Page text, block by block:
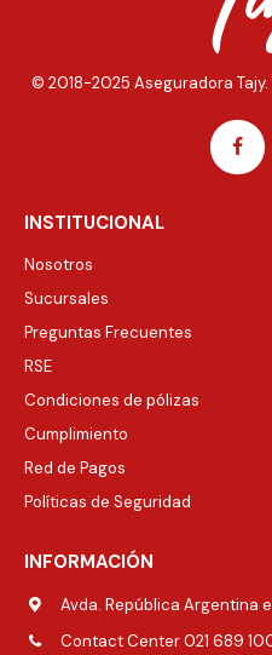
© 2018-2025 Aseguradora
INSTITUCIONAL
Nosotros
Sucursales
Preguntas Frecuentes
RSE
Condiciones de pólizas
Cumplimiento
Red de Pagos
Políticas de Seguridad
INFORMACIÓN
Avda. República Argentina
Contact Center 021 689